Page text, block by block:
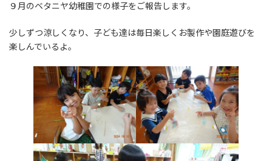
９月のベタニヤ幼稚園での様子をご報告します。
少しずつ涼しくなり、子ども達は毎日楽しくお製作や園庭遊びを
楽しんでいるよ。